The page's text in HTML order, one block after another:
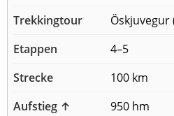
Öskjuvegur
4–5
100 km
950 hm